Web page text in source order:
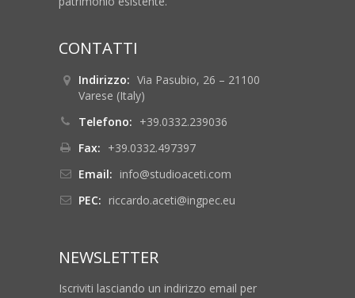
CONTATTI
Indirizzo: Via Pasubio, 26 – 21100
Varese (Italy)
Telefono: +39.0332.239036
Fax: +39.0332.497397
Email: info@studioaceti.com
PEC: riccardo.aceti@ingpec.eu
NEWSLETTER
Iscriviti lasciando un indirizzo email per